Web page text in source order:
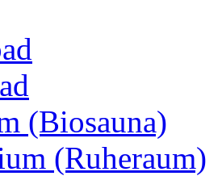
(Biosauna)
(Ruheraum)